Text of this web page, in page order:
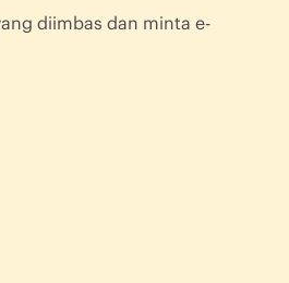
diimbas dan minta e-